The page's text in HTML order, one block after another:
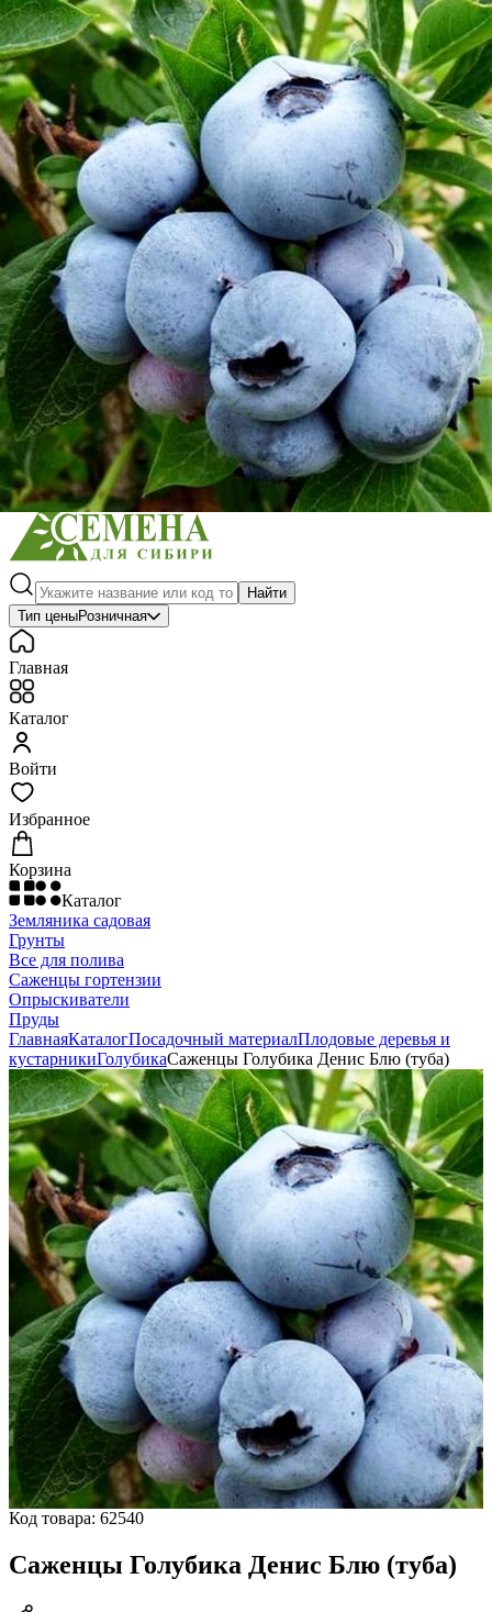
Выберите город
Обратный звонокЗаказать обратный звонок
Каталог
Семена
Грунты
Газонные травы, сидераты
Горшки, рассадники, аксессуары
Посадочный материал
Садовый инструмент, инвентарь
Консервирование
Средства защиты, удобрения, добавки, химия
Обустройство сада, декор
Найти
Тип ценыРозничная
Главная
Каталог
Войти
Избранное
Корзина
Каталог
Земляника садовая
Грунты
Все для полива
Саженцы гортензии
Опрыскиватели
Пруды
ГлавнаяКаталогПосадочный материалПлодовые деревья и
кустарникиГолубикаСаженцы Голубика Денис Блю (туба)
Код товара: 62540
Саженцы Голубика Денис Блю (туба)